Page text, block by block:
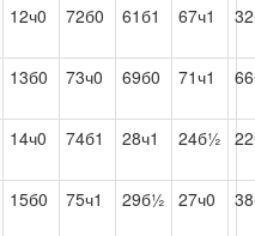
12ч0 72б0 61б1 67ч1
13б0 73ч0 69б0 71ч1
14ч0 74б1 28ч1 24б½
15б0 75ч1 29б½ 27ч0